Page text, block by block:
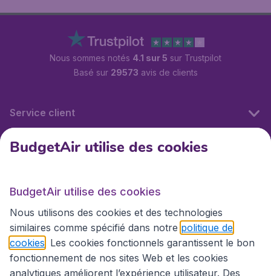
Nous sommes notés 4.1 sur 5 sur Trustpilot
Basé sur 29573 avis de clients
Service client
BudgetAir.fr
Sites internationaux
BudgetAir utilise des cookies
BudgetAir utilise des cookies
Nous utilisons des cookies et des technologies
similaires comme spécifié dans notre politique de
cookies . Les cookies fonctionnels garantissent le bon
fonctionnement de nos sites Web et les cookies
analytiques améliorent l’expérience utilisateur. Des